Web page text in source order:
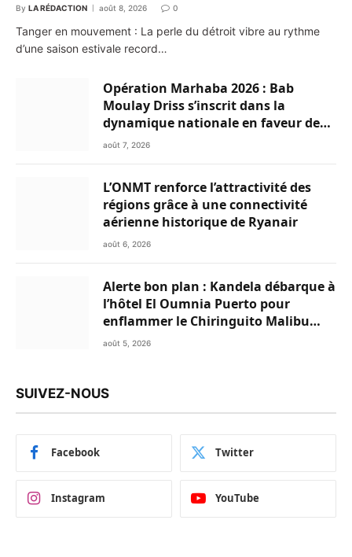
By LA RÉDACTION août 8, 2026 0
Tanger en mouvement : La perle du détroit vibre au rythme
d’une saison estivale record…
Opération Marhaba 2026 : Bab
Moulay Driss s’inscrit dans la
dynamique nationale en faveur des
Marocains du Monde
août 7, 2026
L’ONMT renforce l’attractivité des
régions grâce à une connectivité
aérienne historique de Ryanair
août 6, 2026
Alerte bon plan : Kandela débarque à
l’hôtel El Oumnia Puerto pour
enflammer le Chiringuito Malibu
Club
août 5, 2026
SUIVEZ-NOUS
Facebook Twitter
Instagram YouTube